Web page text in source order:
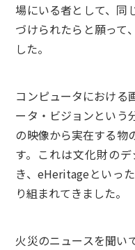
場にいる者として、同
づけられたらと願って
した。
コンピュータにおける
ータ・ビジョンという
の映像から実在する物
す。これは文化財の
き、eHeritageといっ
り組まれてきました。
火災のニュースを聞い